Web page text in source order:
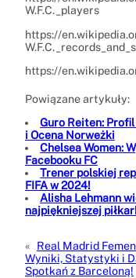
W.F.C._players
https://
https://
Powiązane artykuły:
Guro Reiten:
i Ocena Norweżki
Chelsea Women:
Facebooku FC
Trener polskiej
FIFA w 2024!
Alisha Lehmann
najpiękniejszej
«
Real Madrid
Wyniki, Statystyki i
Spotkań z Barceloną!